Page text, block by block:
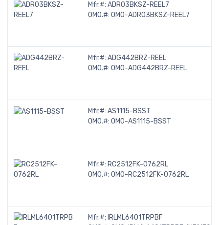
Mfr.#: ADR03BKSZ-REEL7
OMO.#: OMO-ADR03BKSZ-REEL7
Mfr.#: ADG442BRZ-REEL
OMO.#: OMO-ADG442BRZ-REEL
Mfr.#: AS1115-BSST
OMO.#: OMO-AS1115-BSST
Mfr.#: RC2512FK-0762RL
OMO.#: OMO-RC2512FK-0762RL
Mfr.#: IRLML6401TRPBF